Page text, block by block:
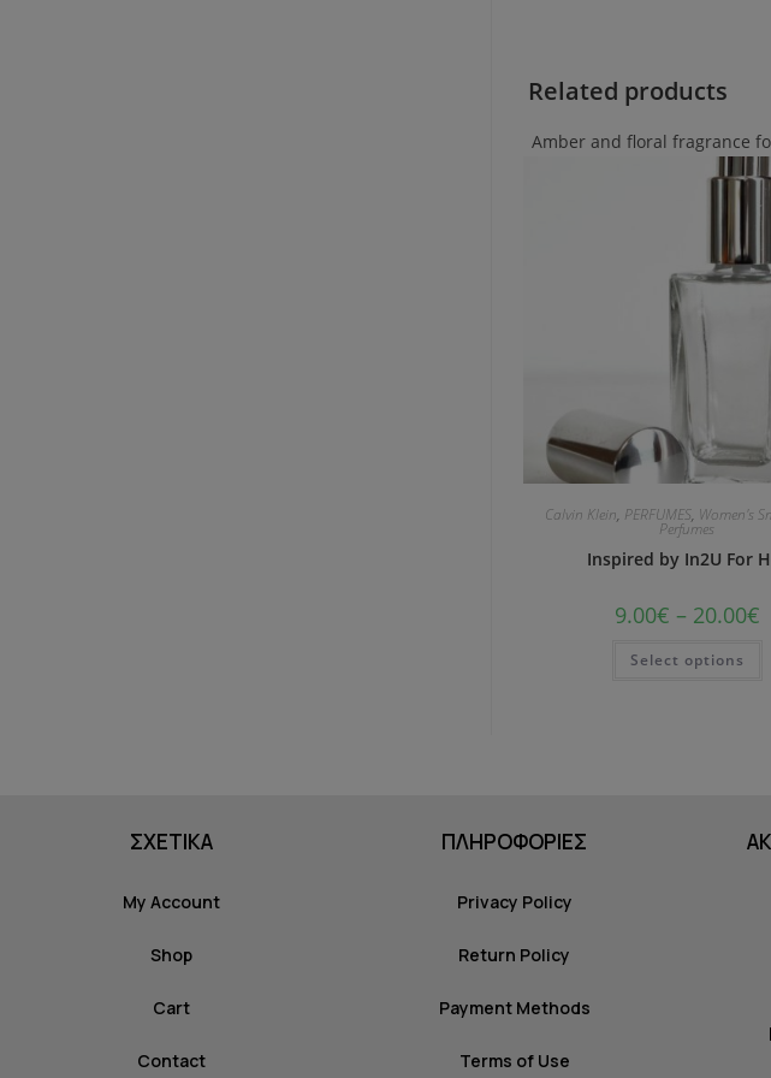
Related products
Amber and floral fragrance
Calvin Klein, PERFUMES, Women's
Perfumes
Inspired by In2U For
9.00€ – 20.00€
Select options
ΣΧΕΤΙΚΑ
My Account
Shop
Cart
Contact
ΠΛΗΡΟΦΟΡΙΕΣ
Privacy Policy
Return Policy
Payment Methods
Terms of Use